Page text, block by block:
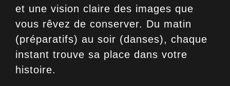
et une vision claire des images que
vous rêvez de conserver. Du matin
(préparatifs) au soir (danses), chaque
instant trouve sa place dans votre
histoire.